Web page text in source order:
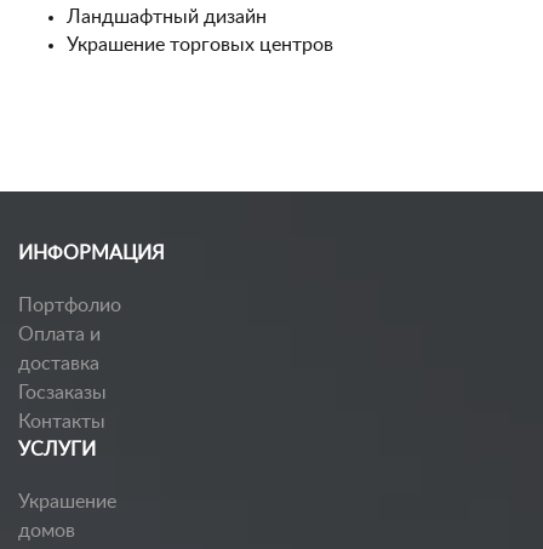
Ландшафтный дизайн
Украшение торговых центров
ИНФОРМАЦИЯ
Портфолио
Оплата и
доставка
Госзаказы
Контакты
УСЛУГИ
Украшение
домов